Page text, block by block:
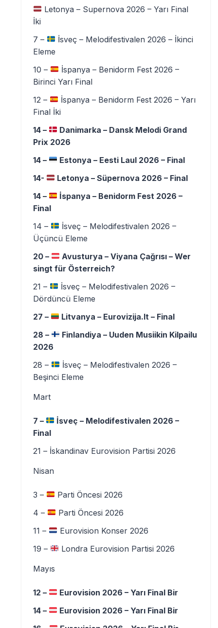
Letonya – Supernova 2026 – Yarı Final
İki
7 –
İsveç – Melodifestivalen 2026 – İkinci
Eleme
10 –
İspanya – Benidorm Fest 2026 –
Birinci Yarı Final
12 –
İspanya – Benidorm Fest 2026 – Yarı
Final İki
14 –
Danimarka – Dansk Melodi Grand
Prix 2026
14 –
Estonya – Eesti Laul 2026 – Final
14-
Letonya – Süpernova 2026 – Final
14 –
İspanya – Benidorm Fest 2026 –
Final
14 –
İsveç – Melodifestivalen 2026 –
Üçüncü Eleme
20 –
Avusturya – Viyana Çağrısı – Wer
singt für Österreich?
21 –
İsveç – Melodifestivalen 2026 –
Dördüncü Eleme
27 –
Litvanya – Eurovizija.lt – Final
28 –
Finlandiya – Uuden Musiikin Kilpailu
2026
28 –
İsveç – Melodifestivalen 2026 –
Beşinci Eleme
Mart
7 –
İsveç – Melodifestivalen 2026 –
Final
21 – İskandinav Eurovision Partisi 2026
Nisan
3 –
Parti Öncesi 2026
4 –
Parti Öncesi 2026
11 –
Eurovision Konser 2026
19 –
Londra Eurovision Partisi 2026
Mayıs
12 –
Eurovision 2026 – Yarı Final Bir
14 –
Eurovision 2026 – Yarı Final Bir